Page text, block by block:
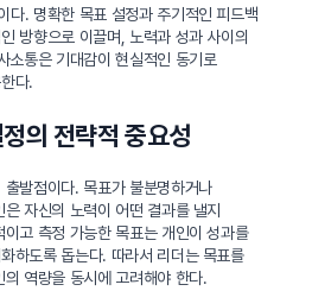
다. 명확한 목표 설정과 주기적인 피드백
방향으로 이끌며, 노력과 성과 사이의
소통은 기대감이 현실적인 동기로
다.
의 전략적 중요성
발점이다. 목표가 불분명하거나
자신의 노력이 어떤 결과를 낼지
고 측정 가능한 목표는 개인이 성과를
하도록 돕는다. 따라서 리더는 목표를
역량을 동시에 고려해야 한다.